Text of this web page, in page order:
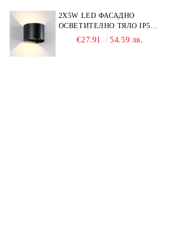
2Х5W LED ФАСАДНО
ОСВЕТИТЕЛНО ТЯЛО IP54
4000K АЛУМИНИЙ / ЧЕРНО
€27.91 54.59 лв.